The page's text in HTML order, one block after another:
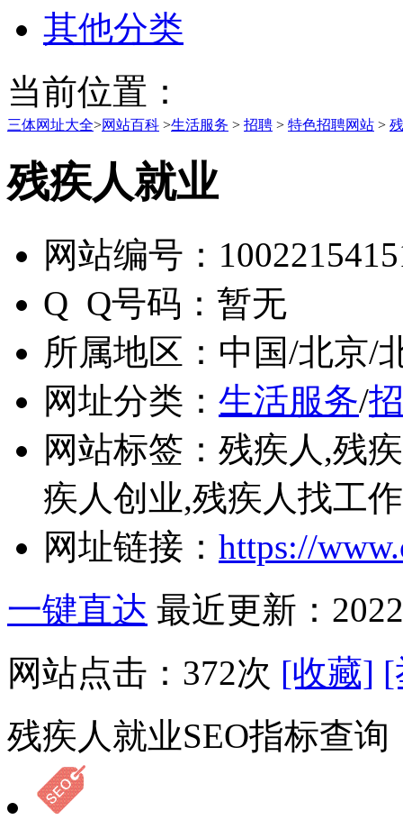
其他分类
当前位置：
三体网址大全>网站百科 >生活服务 > 招聘 > 特色招聘网站 >
残疾人就业
网站编号：
Q Q号码： 暂无
所属地区： 中国/北京/
网址分类： 生活服务/
网站标签： 残疾人,残
疾人创业,残疾人找工
网址链接： https://
一键直达 最近更新：
网站点击： 372次 [收藏] [
残疾人就业SEO指标查询